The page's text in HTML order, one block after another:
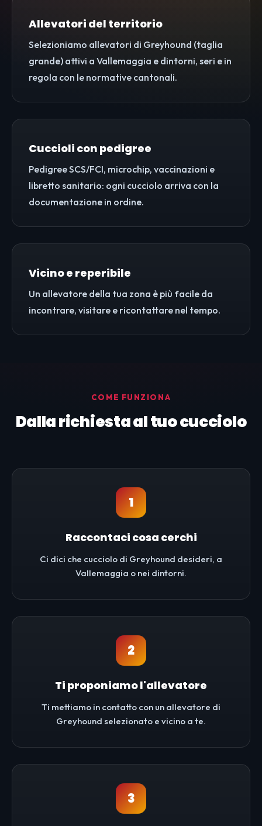
Allevatori del territorio
Selezioniamo allevatori di Greyhound (taglia
grande) attivi a Vallemaggia e dintorni, seri e in
regola con le normative cantonali.
Cuccioli con pedigree
Pedigree SCS/FCI, microchip, vaccinazioni e
libretto sanitario: ogni cucciolo arriva con la
documentazione in ordine.
Vicino e reperibile
Un allevatore della tua zona è più facile da
incontrare, visitare e ricontattare nel tempo.
COME FUNZIONA
Dalla richiesta al tuo cucciolo
1
Raccontaci cosa cerchi
Ci dici che cucciolo di Greyhound desideri, a
Vallemaggia o nei dintorni.
2
Ti proponiamo l'allevatore
Ti mettiamo in contatto con un allevatore di
Greyhound selezionato e vicino a te.
3